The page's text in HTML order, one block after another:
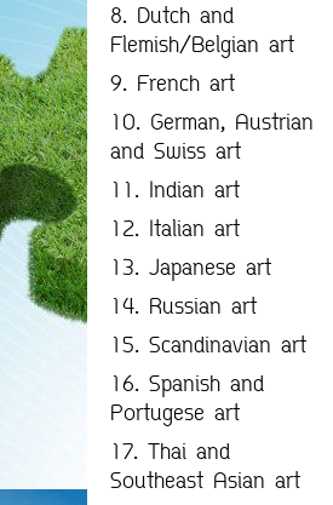
8. Dutch and
Flemish/Belgian art
9. French art
10. German, Austrian
and Swiss art
11. Indian art
12. Italian art
13. Japanese art
14. Russian art
15. Scandinavian art
16. Spanish and
Portugese art
17. Thai and
Southeast Asian art